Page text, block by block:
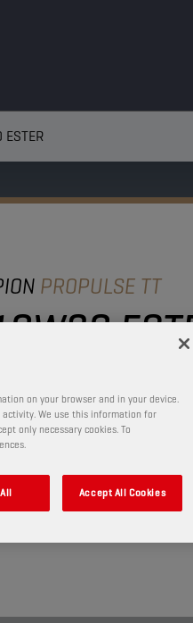
PROPULSE TT
semi-
de motorprestaties en
van de motor,
en verpakkingen
on your browser and in your device.
We use this information for
only necessary cookies. To
Accept All Cookies